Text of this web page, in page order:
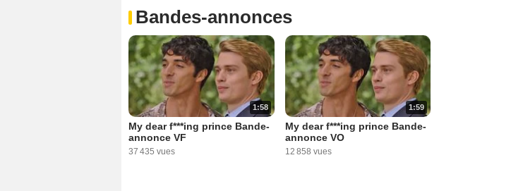
Bandes-annonces
1:58
My dear f***ing prince Bande-
annonce VF
37 435 vues
1:59
My dear f***ing prince Bande-
annonce VO
12 858 vues